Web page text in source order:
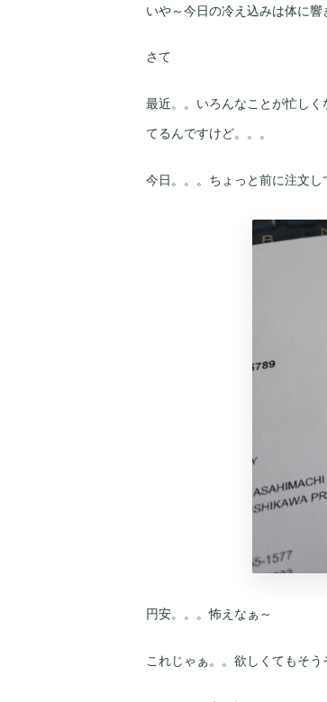
いや～今日の冷え込みは体に
さて
最近。。いろんなことが忙し
てるんですけど。。。
今日。。。ちょっと前に注文し
円安。。。怖えなぁ～
これじゃぁ。。欲しくてもそ